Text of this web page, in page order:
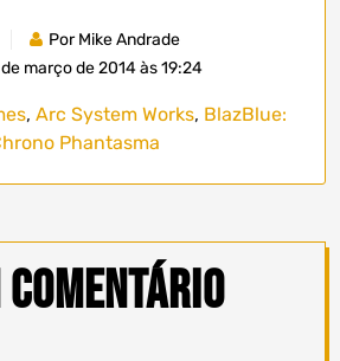
Por Mike Andrade
março de 2014 às 19:24
, Arc System Works, BlazBlue:
Phantasma
comentário